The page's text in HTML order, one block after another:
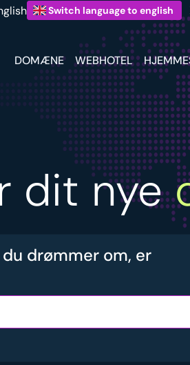
Switch language to english
DOMÆNE WEBHOTEL
dit nye
drømmer om, er